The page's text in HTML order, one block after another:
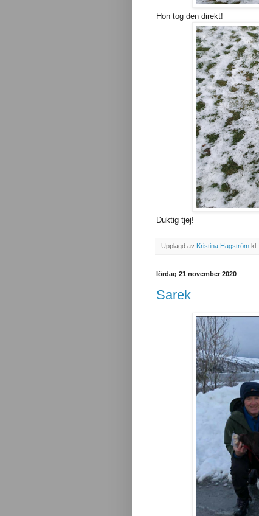
Hon tog den direkt!
Duktig tjej!
Upplagd av Kristina Hagström kl.
lördag 21 november 2020
Sarek